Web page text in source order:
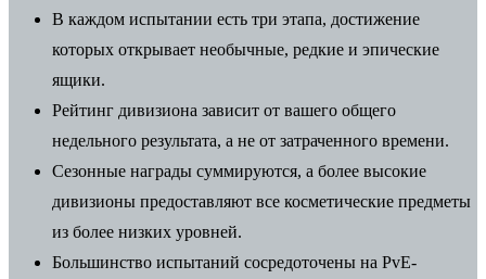
В каждом испытании есть три этапа, достижение
которых открывает необычные, редкие и эпические
ящики.
Рейтинг дивизиона зависит от вашего общего
недельного результата, а не от затраченного времени.
Сезонные награды суммируются, а более высокие
дивизионы предоставляют все косметические предметы
из более низких уровней.
Большинство испытаний сосредоточены на PvE-